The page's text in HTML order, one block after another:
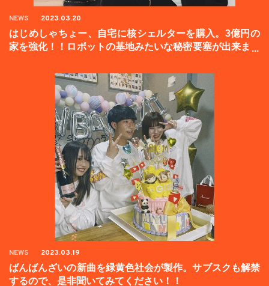
NEWS 2023.03.20
はじめしゃちょー、自宅に核シェルターを購入。3億円の
家を強化！！ロボットの基地みたいな秘密要塞が出来まし
NEWS 2023.03.19
ばんばんざいの新曲を緑黄色社会が製作。サブスクも解禁
するので、是非聞いてみてください！！